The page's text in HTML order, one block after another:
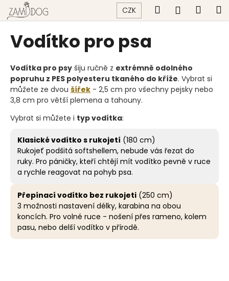
obsah
CZK Hledat
Vodítko pro psa
Vodítka pro psy šiju ručně z extrémně odolného
popruhu z PES polyesteru tkaného do kříže. Vybrat si
můžete ze dvou šířek - 2,5 cm pro všechny pejsky nebo
3,8 cm pro větší plemena a tahouny.
Vybrat si můžete i typ vodítka:
Klasické vodítko s rukojetí (180 cm)
Rukojeť podšitá softshellem, nebude vás řezat do
ruky. Pro páničky, kteří chtějí mít vodítko pevně v ruce
a rychle reagovat na pohyb psa.
Přepínací vodítko bez rukojeti (250 cm)
3 možnosti nastavení délky, karabina na obou
koncích. Pro volné ruce - nošení přes rameno, kolem
pasu, nebo delší vodítko v přírodě.
o
o
p
o
t
ř
b
u
e
e
n
a